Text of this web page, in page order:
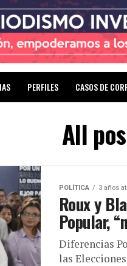
PERFILES CASOS DE
All
POLÍTICA 3 años
Roux y
Popular,
Diferencias
las